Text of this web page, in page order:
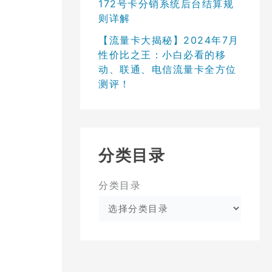
172号卡分销系统后台结算规
则详解
【流量卡大揭秘】2024年7月
性价比之王：小白必看的移
动、联通、电信流量卡全方位
测评！
分类目录
分类目录